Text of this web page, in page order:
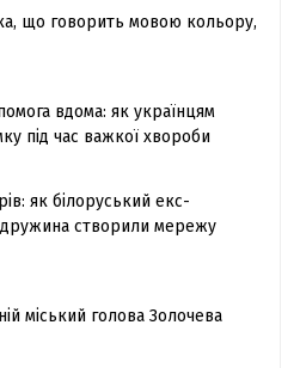
що говорить мовою кольору,
вдома: як українцям
під час важкої хвороби
як білоруський екс-
створили мережу
міський голова Золочева